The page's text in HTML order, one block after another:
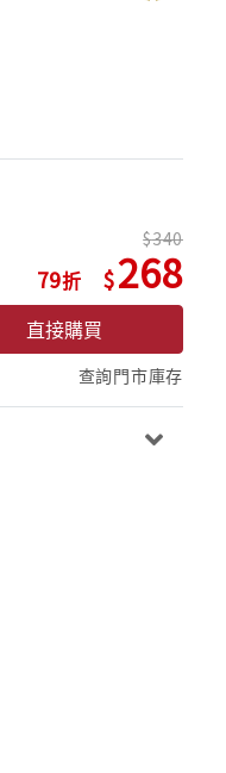
79
340
268
直接購買
查詢門市庫存